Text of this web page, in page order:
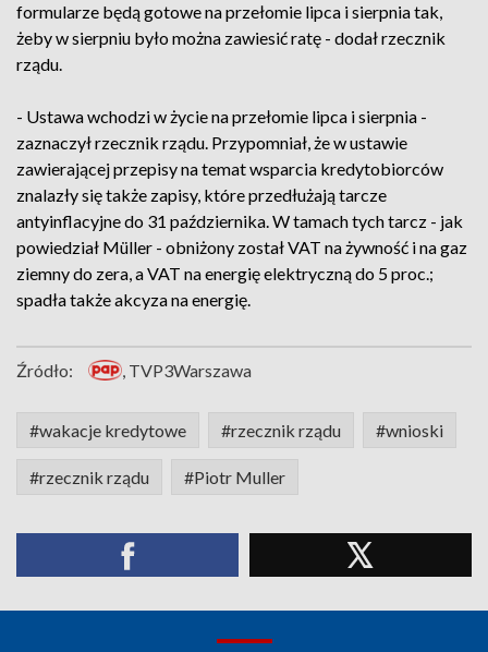
formularze będą gotowe na przełomie lipca i sierpnia tak,
żeby w sierpniu było można zawiesić ratę - dodał rzecznik
rządu.
- Ustawa wchodzi w życie na przełomie lipca i sierpnia -
zaznaczył rzecznik rządu. Przypomniał, że w ustawie
zawierającej przepisy na temat wsparcia kredytobiorców
znalazły się także zapisy, które przedłużają tarcze
antyinflacyjne do 31 października. W tamach tych tarcz - jak
powiedział Müller - obniżony został VAT na żywność i na gaz
ziemny do zera, a VAT na energię elektryczną do 5 proc.;
spadła także akcyza na energię.
Źródło: , TVP3Warszawa
#wakacje kredytowe #rzecznik rządu #wnioski
#rzecznik rządu #Piotr Muller